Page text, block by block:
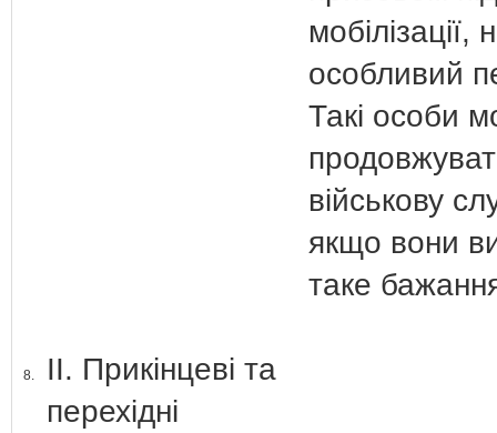
мобілізації,
особливий
Такі особи
військову
якщо вони
таке
8.
ІІ. Прикінцеві та
перехідні